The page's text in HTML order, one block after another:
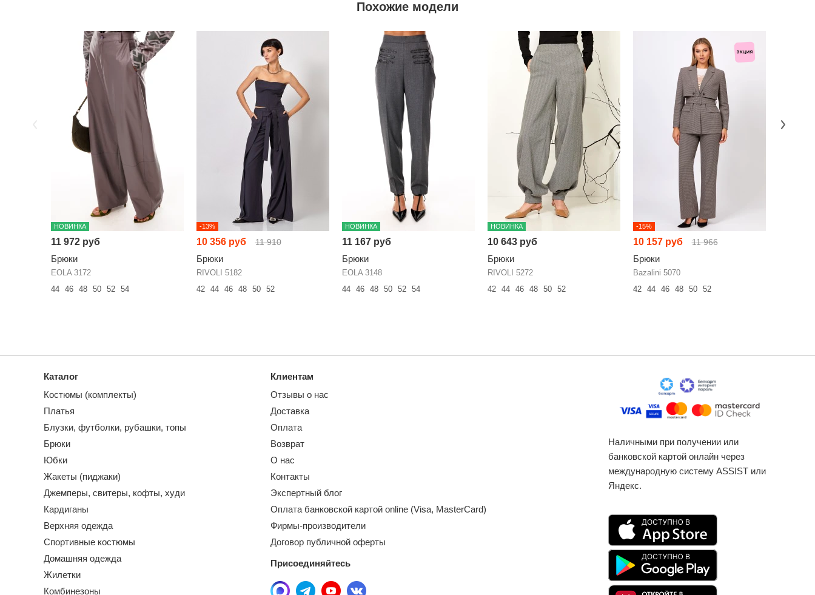
Похожие модели
НОВИНКА
11 972 руб
Брюки
EOLA 3172
44
46 48 50 52 54
-13%
10 356 руб 11 910
Брюки
RIVOLI 5182
42
44 46 48 50 52
НОВИНКА
11 167 руб
Брюки
EOLA 3148
44
46 48 50 52 54
НОВИНКА
10 643 руб
Брюки
RIVOLI 5272
42
44 46 48 50 52
-15%
10 157 руб 11 966
Брюки
Bazalini 5070
42
44 46 48 50 52
Каталог
Костюмы (комплекты)
Платья
Блузки, футболки, рубашки, топы
Брюки
Юбки
Жакеты (пиджаки)
Джемперы, свитеры, кофты, худи
Кардиганы
Верхняя одежда
Спортивные костюмы
Домашняя одежда
Жилетки
Комбинезоны
Клиентам
Отзывы о нас
Доставка
Оплата
Возврат
О нас
Контакты
Экспертный блог
Оплата банковской картой online (Visa, MasterCard)
Фирмы-производители
Договор публичной оферты
Присоединяйтесь
Наличными при получении или
банковской картой онлайн через
международную систему ASSIST или
Яндекс.